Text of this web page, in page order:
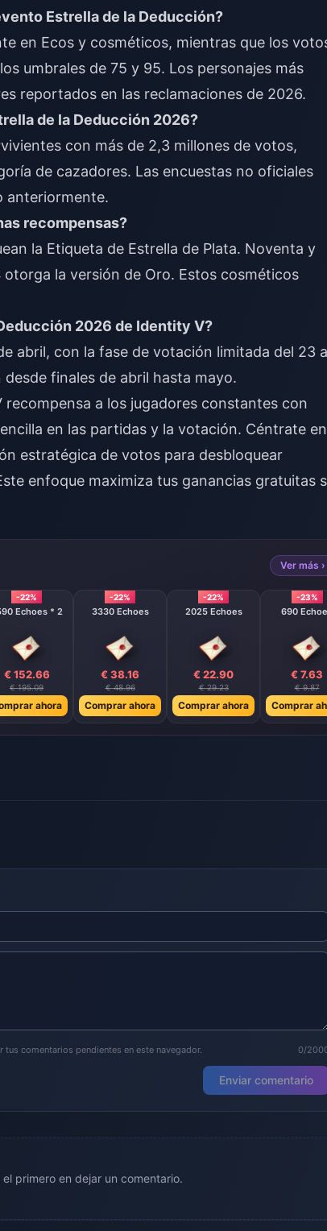
Estrella de la Deducción?
en Ecos y cosméticos, mientras que los
umbrales de 75 y 95. Los personajes más
reportados en las reclamaciones de 2026.
de la Deducción 2026?
con más de 2,3 millones de votos,
de cazadores. Las encuestas no oficiales
anteriormente.
recompensas?
la Etiqueta de Estrella de Plata. Noventa y
la versión de Oro. Estos cosméticos
2026 de Identity V?
abril, con la fase de votación limitada del 23
finales de abril hasta mayo.
a los jugadores constantes con
en las partidas y la votación. Céntrate en
estratégica de votos para desbloquear
enfoque maximiza tus ganancias gratuitas
Ver más ›
-22%
Echoes * 2
€ 152.66
€ 195.09
ahora
-22%
3330 Echoes
€ 38.16
€ 48.96
Comprar ahora
-22%
2025 Echoes
€ 22.90
€ 29.23
Comprar ahora
-23%
690
€ 7.63
€ 9.87
Comprar
comentarios pendientes en este navegador. 0/
Enviar comentario
primero en dejar un comentario.